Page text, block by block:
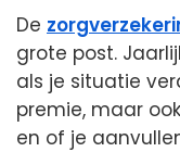
De
grote post.
als je situatie
premie, maar
en of je